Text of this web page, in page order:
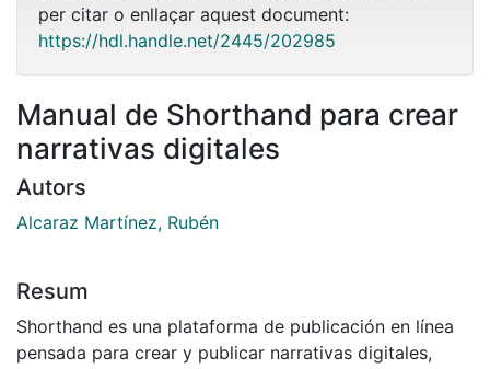
per citar o enllaçar aquest document:
https://hdl.handle.net/2445/202985
Manual de Shorthand para crear
narrativas digitales
Autors
Alcaraz Martínez, Rubén
Resum
Shorthand es una plataforma de publicación en línea
pensada para crear y publicar narrativas digitales,